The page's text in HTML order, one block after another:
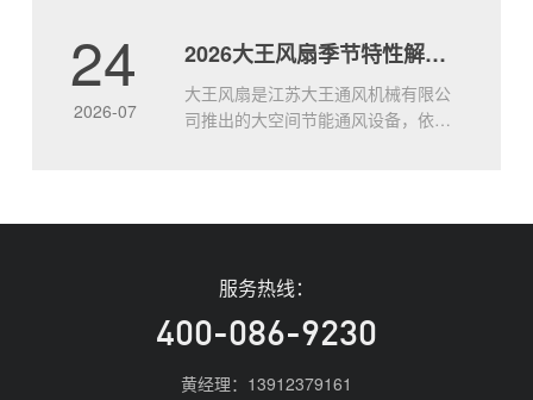
面通风？大王通风工业大风扇，直径
流动，形成持续.....
24
2026-07
2026大王风扇季节特性解析 四季适配使用全攻略
大王风扇是江苏大王通风机械有限公
司推出的大空间节能通风设备，依托
核心基础特性说明大王通风工业风扇
传统多台小风扇的分散布置方案，
2026年主流产品单台覆盖面积可达
1800㎡以上，整体.....
服务热线：
400-086-9230
黄经理：13912379161